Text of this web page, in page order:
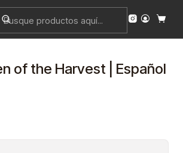
of the Harvest | Español